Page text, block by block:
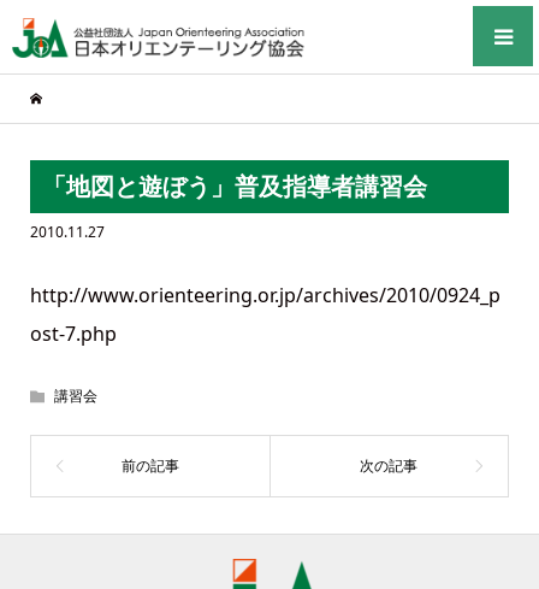
「地図と遊ぼう」普及指導者講習会
2010.11.27
http://www.orienteering.or.jp/archives/2010/0924_p
ost-7.php
講習会